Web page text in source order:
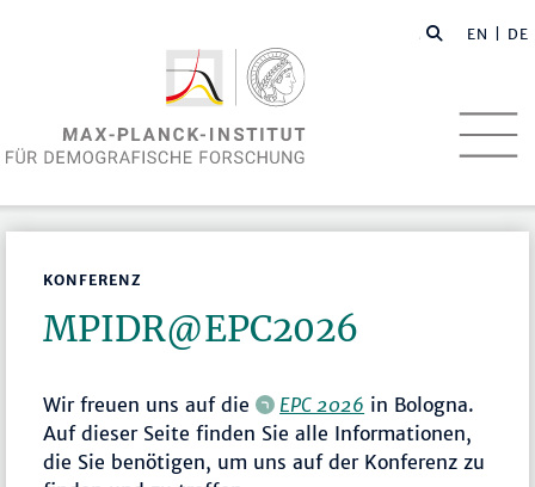
EN | DE
KONFERENZ
MPIDR@EPC2026
Wir freuen uns auf die EPC 2026 in Bologna.
Auf dieser Seite finden Sie alle Informationen,
die Sie benötigen, um uns auf der Konferenz zu